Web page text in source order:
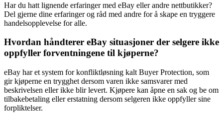
Har du hatt lignende erfaringer med eBay eller andre nettbutikker?
Del gjerne dine erfaringer og råd med andre for å skape en tryggere
handelsopplevelse for alle.
Hvordan håndterer eBay situasjoner der selgere ikke
oppfyller forventningene til kjøperne?
eBay har et system for konfliktløsning kalt Buyer Protection, som
gir kjøperne en trygghet dersom varen ikke samsvarer med
beskrivelsen eller ikke blir levert. Kjøpere kan åpne en sak og be om
tilbakebetaling eller erstatning dersom selgeren ikke oppfyller sine
forpliktelser.